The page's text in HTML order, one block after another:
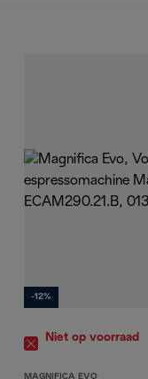
-12%
Niet op voorraad
MAGNIFICA EVO